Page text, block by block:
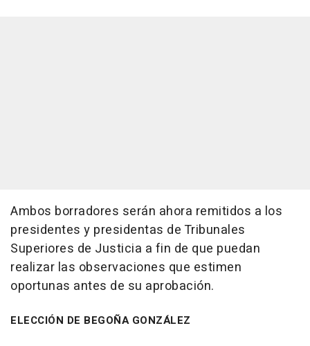
Ambos borradores serán ahora remitidos a los
presidentes y presidentas de Tribunales
Superiores de Justicia a fin de que puedan
realizar las observaciones que estimen
oportunas antes de su aprobación.
ELECCIÓN DE BEGOÑA GONZÁLEZ